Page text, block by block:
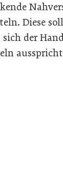
Diese
der